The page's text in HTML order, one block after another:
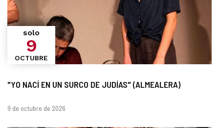
"YO NACÍ EN UN SURCO DE JUDÍAS" (ALMEALERA)
solo
9
OCTUBRE
Fechas
9 de octubre de 2026